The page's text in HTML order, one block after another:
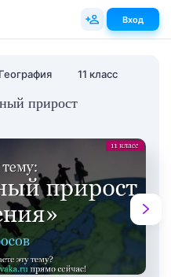
География 11 класс
прирост
Вход